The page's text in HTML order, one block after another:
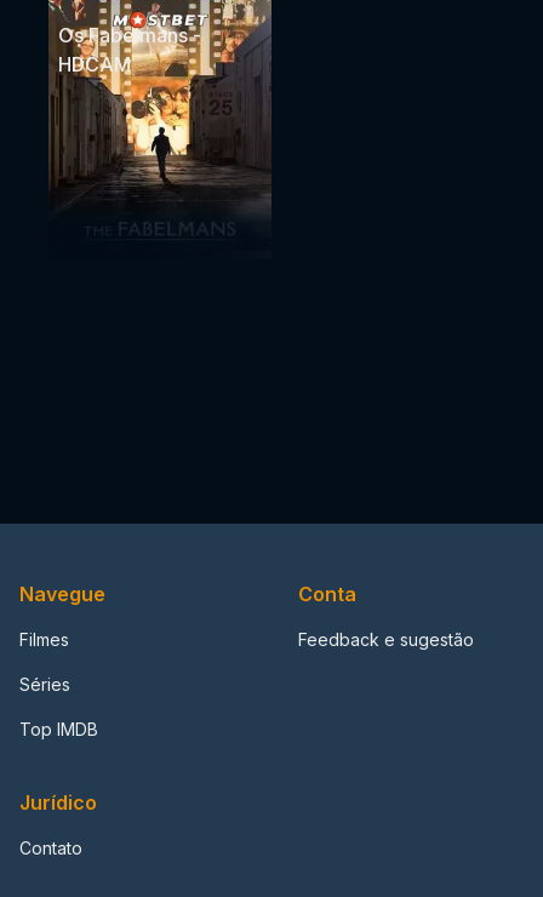
Os Fabelmans -
HDCAM
Navegue
Filmes
Séries
Top IMDB
Conta
Feedback e sugestão
Jurídico
Contato